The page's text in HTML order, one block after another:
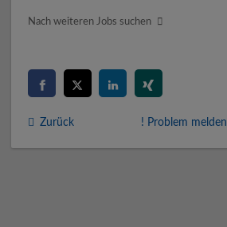
Nach weiteren Jobs suchen
Zurück ! Problem melden